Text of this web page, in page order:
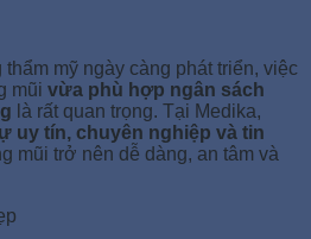
mỹ ngày càng phát triển, việc
mũi vừa phù hợp ngân sách
là rất quan trọng. Tại Medika,
uy tín, chuyên nghiệp và tin
mũi trở nên dễ dàng, an tâm và